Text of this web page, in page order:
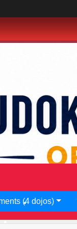
(4 dojos)
•
•
•